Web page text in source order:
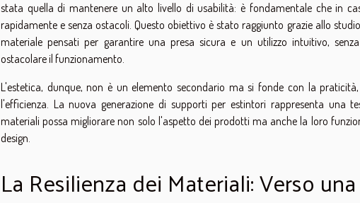
stata quella di mantenere un alto livello di usabilità: è fondamentale che in
rapidamente e senza ostacoli. Questo obiettivo è stato raggiunto grazie allo
materiale pensati per garantire una presa sicura e un utilizzo intuitivo,
ostacolare il funzionamento.
L'estetica, dunque, non è un elemento secondario ma si fonde con la
l'efficienza. La nuova generazione di supporti per estintori rappresenta una
materiali possa migliorare non solo l'aspetto dei prodotti ma anche la loro
design.
La Resilienza dei Materiali: Verso